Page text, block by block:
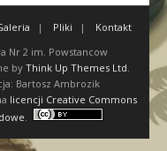
Pliki
Kontakt
Nr 2 im. Powstancow
by Think Up Themes Ltd
Bartosz Ambrozik
licencji Creative Commons